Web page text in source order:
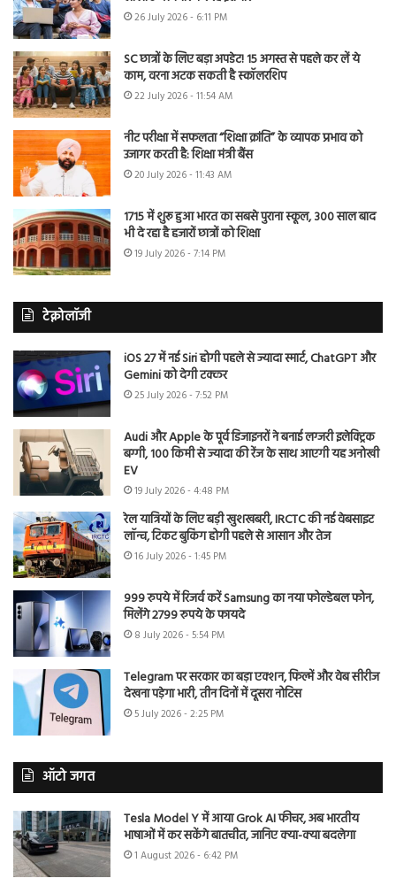
26 July 2026 - 6:11 PM
SC छात्रों के लिए बड़ा अपडेट! 15 अगस्त से पहले कर लें ये
काम, वरना अटक सकती है स्कॉलरशिप
22 July 2026 - 11:54 AM
नीट परीक्षा में सफलता “शिक्षा क्रांति” के व्यापक प्रभाव को
उजागर करती है: शिक्षा मंत्री बैंस
20 July 2026 - 11:43 AM
1715 में शुरू हुआ भारत का सबसे पुराना स्कूल, 300 साल बाद
भी दे रहा है हजारों छात्रों को शिक्षा
19 July 2026 - 7:14 PM
टेक्नोलॉजी
iOS 27 में नई Siri होगी पहले से ज्यादा स्मार्ट, ChatGPT और
Gemini को देगी टक्कर
25 July 2026 - 7:52 PM
Audi और Apple के पूर्व डिजाइनरों ने बनाई लग्जरी इलेक्ट्रिक
बग्गी, 100 किमी से ज्यादा की रेंज के साथ आएगी यह अनोखी
EV
19 July 2026 - 4:48 PM
रेल यात्रियों के लिए बड़ी खुशखबरी, IRCTC की नई वेबसाइट
लॉन्च, टिकट बुकिंग होगी पहले से आसान और तेज
16 July 2026 - 1:45 PM
999 रुपये में रिजर्व करें Samsung का नया फोल्डेबल फोन,
मिलेंगे 2799 रुपये के फायदे
8 July 2026 - 5:54 PM
Telegram पर सरकार का बड़ा एक्शन, फिल्में और वेब सीरीज
देखना पड़ेगा भारी, तीन दिनों में दूसरा नोटिस
5 July 2026 - 2:25 PM
ऑटो जगत
Tesla Model Y में आया Grok AI फीचर, अब भारतीय
भाषाओं में कर सकेंगे बातचीत, जानिए क्या-क्या बदलेगा
1 August 2026 - 6:42 PM